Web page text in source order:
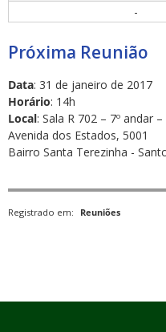
-
Próxima Reunião
Data: 31 de janeiro de 2017
Horário: 14h
Local: Sala R 702 – 7º andar
Avenida dos Estados, 5001
Bairro Santa Terezinha -
Registrado em: Reuniões